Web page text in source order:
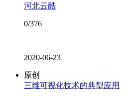
河北云酷
0/376
2020-06-23
原创
三维可视化技术的典型应用